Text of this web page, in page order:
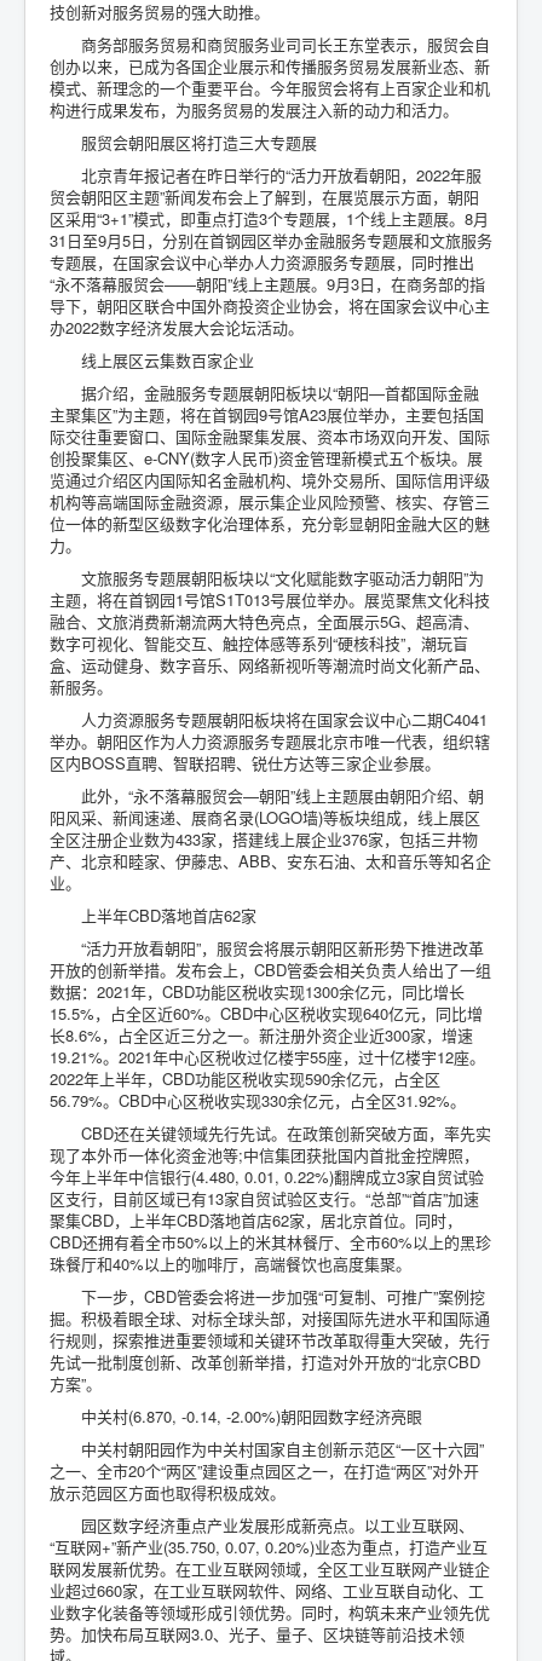
技创新对服务贸易的强大助推。
商务部服务贸易和商贸服务业司司长王东堂表示，服贸会自
创办以来，已成为各国企业展示和传播服务贸易发展新业态、新
模式、新理念的一个重要平台。今年服贸会将有上百家企业和机
构进行成果发布，为服务贸易的发展注入新的动力和活力。
服贸会朝阳展区将打造三大专题展
北京青年报记者在昨日举行的“活力开放看朝阳，2022年服
贸会朝阳区主题”新闻发布会上了解到，在展览展示方面，朝阳
区采用“3+1”模式，即重点打造3个专题展，1个线上主题展。8月
31日至9月5日，分别在首钢园区举办金融服务专题展和文旅服务
专题展，在国家会议中心举办人力资源服务专题展，同时推出
“永不落幕服贸会——朝阳”线上主题展。9月3日，在商务部的指
导下，朝阳区联合中国外商投资企业协会，将在国家会议中心主
办2022数字经济发展大会论坛活动。
线上展区云集数百家企业
据介绍，金融服务专题展朝阳板块以“朝阳—首都国际金融
主聚集区”为主题，将在首钢园9号馆A23展位举办，主要包括国
际交往重要窗口、国际金融聚集发展、资本市场双向开发、国际
创投聚集区、e-CNY(数字人民币)资金管理新模式五个板块。展
览通过介绍区内国际知名金融机构、境外交易所、国际信用评级
机构等高端国际金融资源，展示集企业风险预警、核实、存管三
位一体的新型区级数字化治理体系，充分彰显朝阳金融大区的魅
力。
文旅服务专题展朝阳板块以“文化赋能数字驱动活力朝阳”为
主题，将在首钢园1号馆S1T013号展位举办。展览聚焦文化科技
融合、文旅消费新潮流两大特色亮点，全面展示5G、超高清、
数字可视化、智能交互、触控体感等系列“硬核科技”，潮玩盲
盒、运动健身、数字音乐、网络新视听等潮流时尚文化新产品、
新服务。
人力资源服务专题展朝阳板块将在国家会议中心二期C4041
举办。朝阳区作为人力资源服务专题展北京市唯一代表，组织辖
区内BOSS直聘、智联招聘、锐仕方达等三家企业参展。
此外，“永不落幕服贸会—朝阳”线上主题展由朝阳介绍、朝
阳风采、新闻速递、展商名录(LOGO墙)等板块组成，线上展区
全区注册企业数为433家，搭建线上展企业376家，包括三井物
产、北京和睦家、伊藤忠、ABB、安东石油、太和音乐等知名企
业。
上半年CBD落地首店62家
“活力开放看朝阳”，服贸会将展示朝阳区新形势下推进改革
开放的创新举措。发布会上，CBD管委会相关负责人给出了一组
数据：2021年，CBD功能区税收实现1300余亿元，同比增长
15.5%，占全区近60%。CBD中心区税收实现640亿元，同比增
长8.6%，占全区近三分之一。新注册外资企业近300家，增速
19.21%。2021年中心区税收过亿楼宇55座，过十亿楼宇12座。
2022年上半年，CBD功能区税收实现590余亿元，占全区
56.79%。CBD中心区税收实现330余亿元，占全区31.92%。
CBD还在关键领域先行先试。在政策创新突破方面，率先实
现了本外币一体化资金池等;中信集团获批国内首批金控牌照，
今年上半年中信银行(4.480, 0.01, 0.22%)翻牌成立3家自贸试验
区支行，目前区域已有13家自贸试验区支行。“总部”“首店”加速
聚集CBD，上半年CBD落地首店62家，居北京首位。同时，
CBD还拥有着全市50%以上的米其林餐厅、全市60%以上的黑珍
珠餐厅和40%以上的咖啡厅，高端餐饮也高度集聚。
下一步，CBD管委会将进一步加强“可复制、可推广”案例挖
掘。积极着眼全球、对标全球头部，对接国际先进水平和国际通
行规则，探索推进重要领域和关键环节改革取得重大突破，先行
先试一批制度创新、改革创新举措，打造对外开放的“北京CBD
方案”。
中关村(6.870, -0.14, -2.00%)朝阳园数字经济亮眼
中关村朝阳园作为中关村国家自主创新示范区“一区十六园”
之一、全市20个“两区”建设重点园区之一，在打造“两区”对外开
放示范园区方面也取得积极成效。
园区数字经济重点产业发展形成新亮点。以工业互联网、
“互联网+”新产业(35.750, 0.07, 0.20%)业态为重点，打造产业互
联网发展新优势。在工业互联网领域，全区工业互联网产业链企
业超过660家，在工业互联网软件、网络、工业互联自动化、工
业数字化装备等领域形成引领优势。同时，构筑未来产业领先优
势。加快布局互联网3.0、光子、量子、区块链等前沿技术领
域。